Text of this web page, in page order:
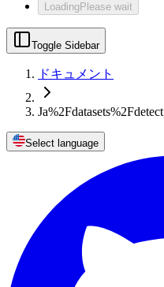
LoadingPlease wait
Toggle Sidebar
ドキュメント
Ja%2Fdatasets%2Fdetect
Select language